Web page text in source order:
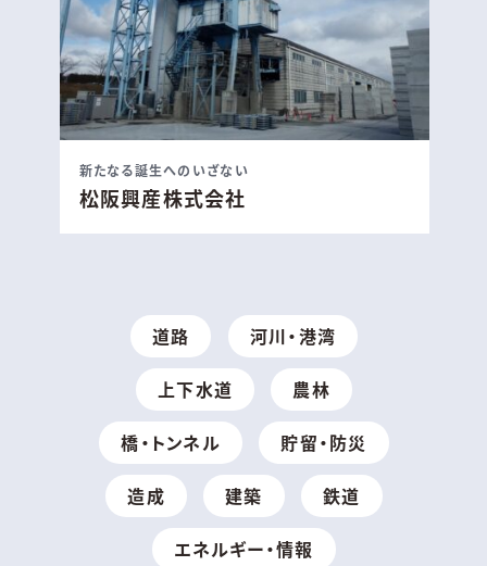
新たなる誕生へのいざない
松阪興産株式会社
道路 河川・港湾
上下水道 農林
橋・トンネル 貯留・防災
造成 建築 鉄道
エネルギー・情報